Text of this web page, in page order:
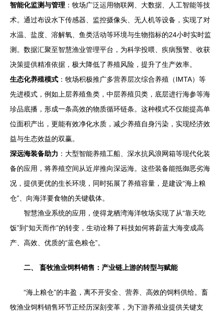
智能化监测与管理 ：牧场广泛运用物联网、大数据、人工智能等技
术。通过布设水下传感器、监控摄像头、无人机等设备，实现了对
水温、盐度、溶解氧、鱼类活动等环境与生物指标的24小时实时监
测。数据汇聚至智慧渔业管理平台，为科学投喂、疾病预警、收获
决策提供精准依据，极大降低了养殖风险，提升了生产效率。
生态化养殖模式 ：牧场积极推广多营养层次综合养殖（IMTA）等
先进模式，例如上层养殖鱼类，中层养殖贝类，底层进行海参等海
珍品底播，形成一条高效的物质循环链条。这种模式不仅能提高单
位面积产出，更能有效净化水质，减少养殖自身污染，实现经济效
益与生态效益的双赢。
深远海装备助力 ：大型智能养殖工船、深水抗风浪网箱等现代化装
备的应用，将养殖空间从近岸推向深远海。这些装备能抵御恶劣海
况，提供更优的生长环境，同时拓展了养殖容量，是建设“海上粮
仓”、向海洋要食物的关键载体。
智慧渔业系统的应用，使得龙栖湾海洋牧场实现了从“靠天吃
饭”到“知天而作”的转变，生动诠释了科技如何将蔚蓝大海变成高
产、高效、优质的“蓝色粮仓”。
二、 畜牧渔业饲料销售：产业链上游的转型与赋能
“海上粮仓”的丰盈，离不开安全、营养、高效的饲料供给。畜
牧渔业饲料销售环节正经历深刻变革，为下游养殖业提供关键支